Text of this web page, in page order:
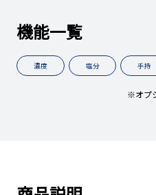
機能一覧
濃度 塩分 手持
※オプ